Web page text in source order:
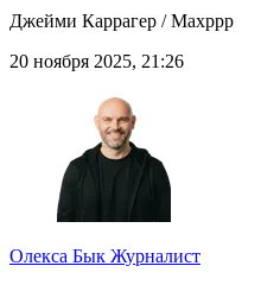
Джейми Каррагер / Maxppp
20 ноября 2025, 21:26
Олекса Бык Журналист